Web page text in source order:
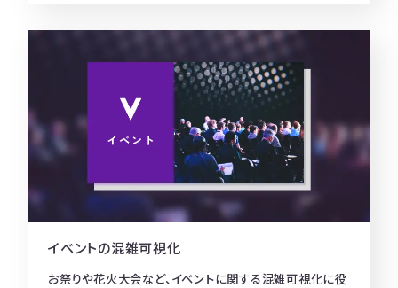
イベントの混雑可視化
お祭りや花火大会など、イベントに関する混雑可視化に役